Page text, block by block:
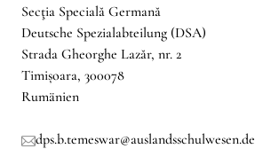
Secţia Specială Germană
Deutsche Spezialabteilung (DSA)
Strada Gheorghe Lazăr, nr. 2
Timișoara, 300078
Rumänien
dps.b.temeswar@auslandsschulwesen.de